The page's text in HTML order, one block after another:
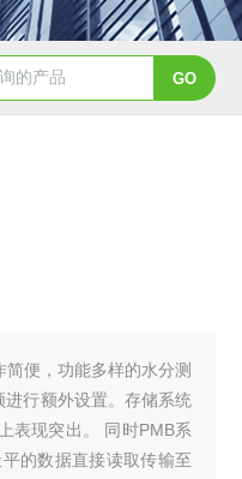
地计数秤 AE504-
便，功能多样的水分测
行额外设置。存储系统
表现突出。 同时PMB系
的数据直接读取传输至